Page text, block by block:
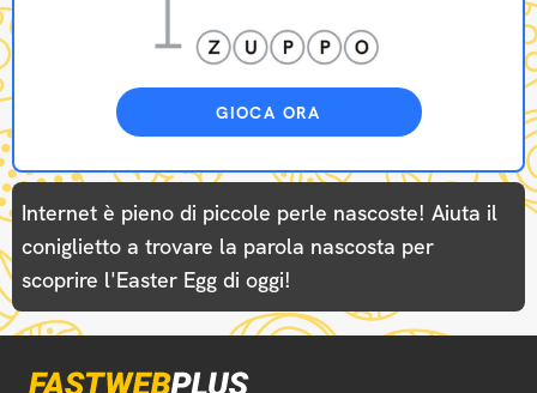
GIOCA ORA
Internet è pieno di piccole perle nascoste! Aiuta il
coniglietto a trovare la parola nascosta per
scoprire l'Easter Egg di oggi!